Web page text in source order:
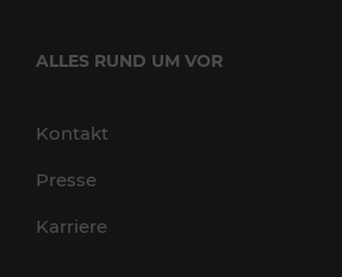
ALLES RUND UM VOR
Kontakt
Presse
Karriere